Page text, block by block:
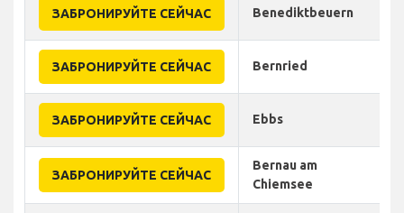
ЗАБРОНИРУЙТЕ СЕЙЧАС Benediktbeuern
ЗАБРОНИРУЙТЕ СЕЙЧАС Bernried
ЗАБРОНИРУЙТЕ СЕЙЧАС Ebbs
ЗАБРОНИРУЙТЕ СЕЙЧАС
Bernau am
Chiemsee